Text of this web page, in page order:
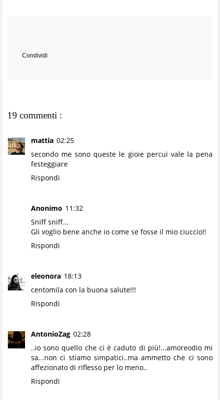
Condividi
19 commenti :
mattia 02:25
secondo me sono queste le gioie percui vale la pena
festeggiare
Rispondi
Anonimo 11:32
Sniff sniff...
Gli voglio bene anche io come se fosse il mio ciuccio!!
Rispondi
eleonora 18:13
centomila con la buona salute!!!
Rispondi
AntonioZag 02:28
..io sono quello che ci è caduto di più!...amoreodio mi
sa...non ci stiamo simpatici..ma ammetto che ci sono
affezionato di riflesso per lo meno..
Rispondi